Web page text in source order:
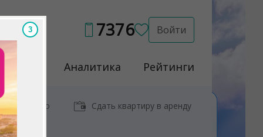
7376 Войти
Аналитика Рейтинги
у метро Сдать квартиру в аренду
1